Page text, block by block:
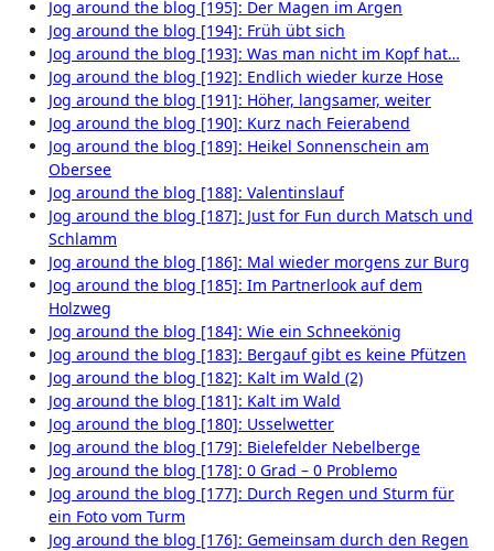
Jog around the blog [195]: Der Magen im Argen
Jog around the blog [194]: Früh übt sich
Jog around the blog [193]: Was man nicht im Kopf hat…
Jog around the blog [192]: Endlich wieder kurze Hose
Jog around the blog [191]: Höher, langsamer, weiter
Jog around the blog [190]: Kurz nach Feierabend
Jog around the blog [189]: Heikel Sonnenschein am
Obersee
Jog around the blog [188]: Valentinslauf
Jog around the blog [187]: Just for Fun durch Matsch und
Schlamm
Jog around the blog [186]: Mal wieder morgens zur Burg
Jog around the blog [185]: Im Partnerlook auf dem
Holzweg
Jog around the blog [184]: Wie ein Schneekönig
Jog around the blog [183]: Bergauf gibt es keine Pfützen
Jog around the blog [182]: Kalt im Wald (2)
Jog around the blog [181]: Kalt im Wald
Jog around the blog [180]: Usselwetter
Jog around the blog [179]: Bielefelder Nebelberge
Jog around the blog [178]: 0 Grad – 0 Problemo
Jog around the blog [177]: Durch Regen und Sturm für
ein Foto vom Turm
Jog around the blog [176]: Gemeinsam durch den Regen